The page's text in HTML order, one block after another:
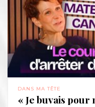
DANS MA TÊTE
« Je buvais